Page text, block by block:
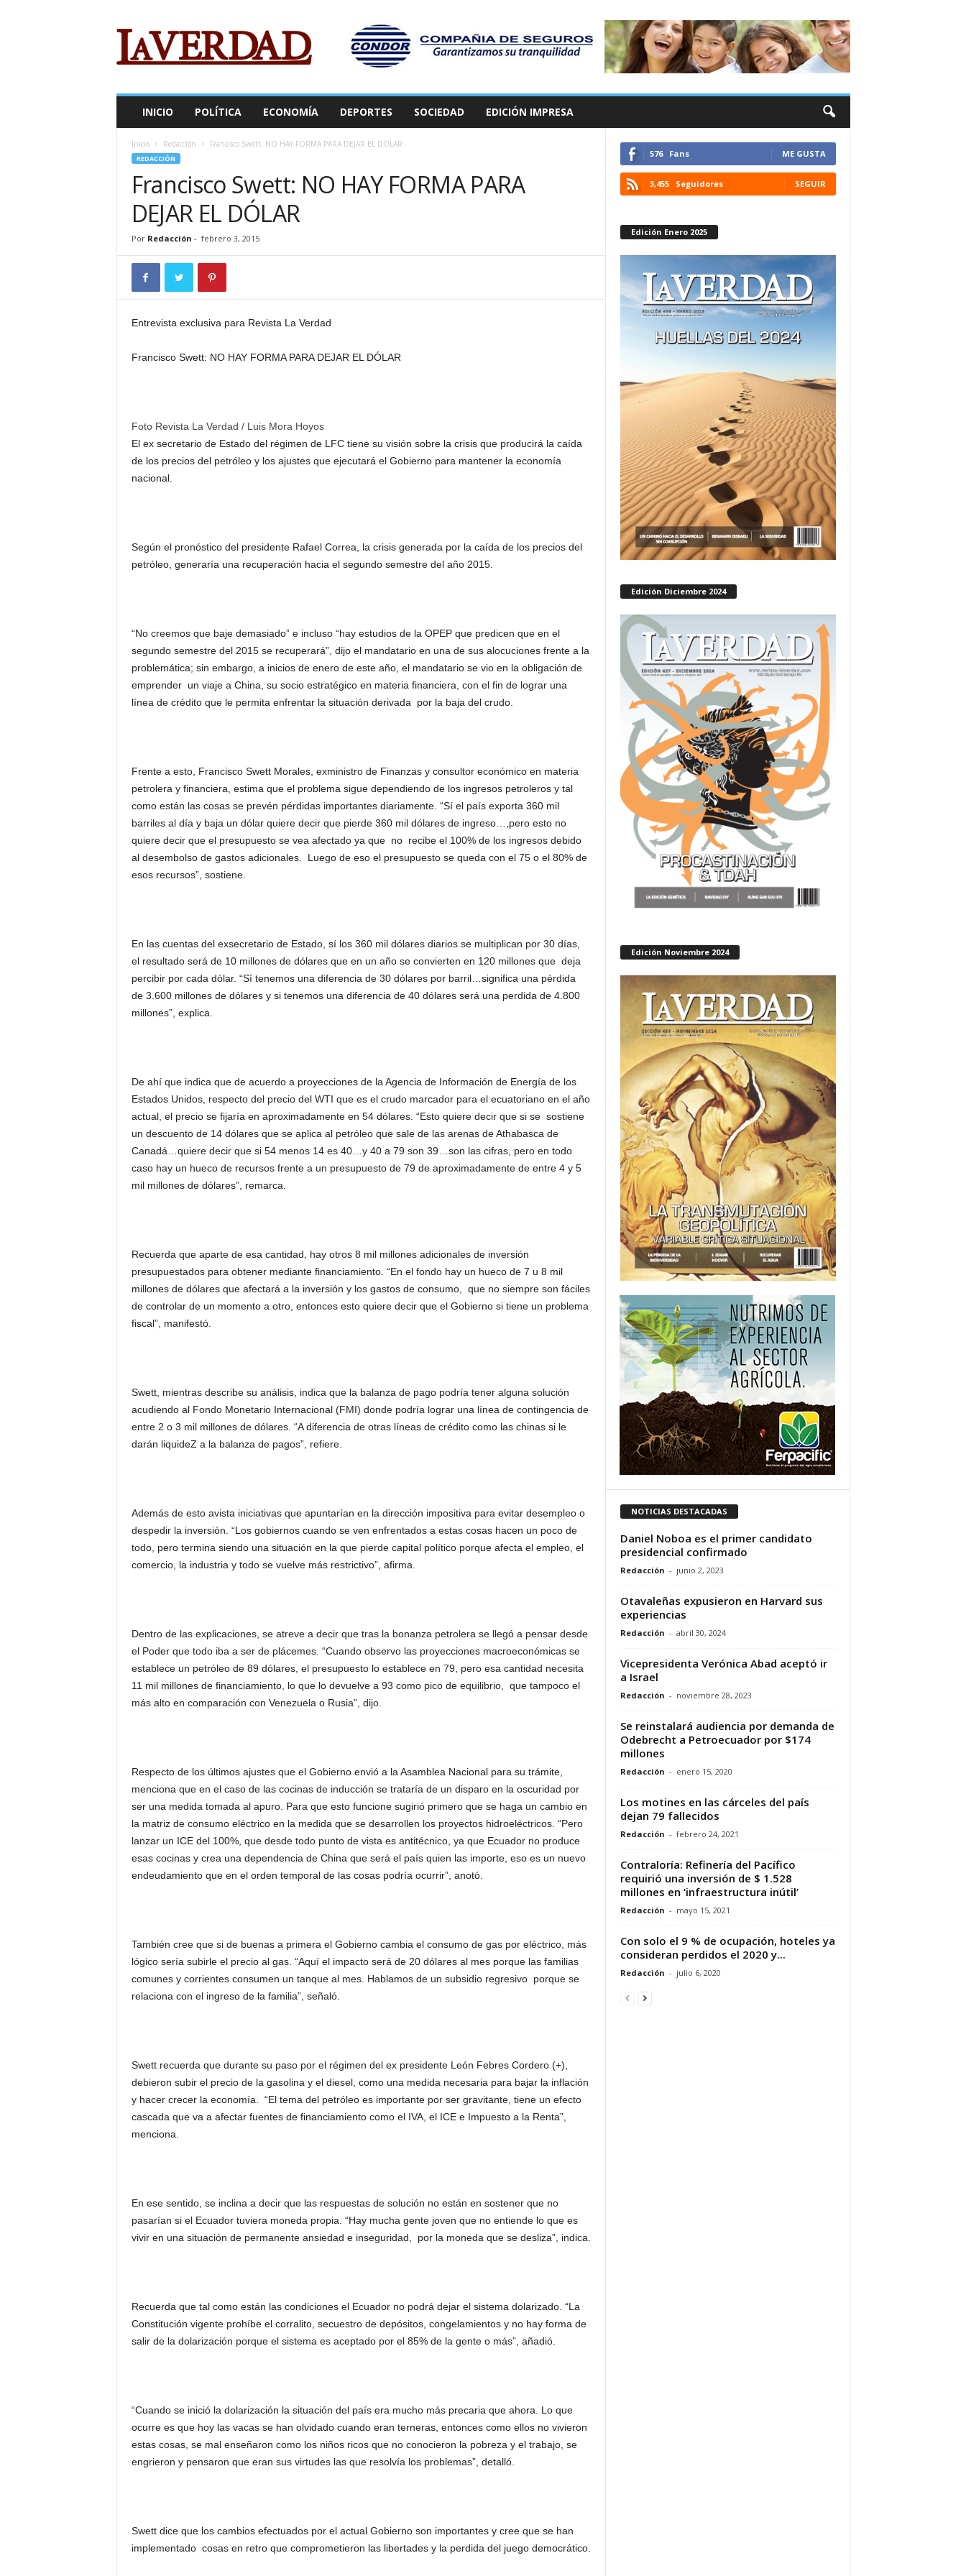
e
INICIO POLÍTICA ECONOMÍA DEPORTES SOCIEDAD EDICIÓN IMPRESA
Inicio Redacción Francisco Swett: NO HAY FORMA PARA DEJAR EL DÓLAR
REDACCIÓN
Francisco Swett: NO HAY FORMA PARA
DEJAR EL DÓLAR
Por Redacción - febrero 3, 2015
Entrevista exclusiva para Revista La Verdad
Francisco Swett: NO HAY FORMA PARA DEJAR EL DÓLAR
Foto Revista La Verdad / Luis Mora Hoyos
El ex secretario de Estado del régimen de LFC tiene su visión sobre la crisis que producirá la caída
de los precios del petróleo y los ajustes que ejecutará el Gobierno para mantener la economía
nacional.
Según el pronóstico del presidente Rafael Correa, la crisis generada por la caída de los precios del
petróleo, generaría una recuperación hacia el segundo semestre del año 2015.
“No creemos que baje demasiado” e incluso “hay estudios de la OPEP que predicen que en el
segundo semestre del 2015 se recuperará”, dijo el mandatario en una de sus alocuciones frente a la
problemática; sin embargo, a inicios de enero de este año, el mandatario se vio en la obligación de
emprender un viaje a China, su socio estratégico en materia financiera, con el fin de lograr una
línea de crédito que le permita enfrentar la situación derivada por la baja del crudo.
Frente a esto, Francisco Swett Morales, exministro de Finanzas y consultor económico en materia
petrolera y financiera, estima que el problema sigue dependiendo de los ingresos petroleros y tal
como están las cosas se prevén pérdidas importantes diariamente. “Sí el país exporta 360 mil
barriles al día y baja un dólar quiere decir que pierde 360 mil dólares de ingreso…,pero esto no
quiere decir que el presupuesto se vea afectado ya que no recibe el 100% de los ingresos debido
al desembolso de gastos adicionales. Luego de eso el presupuesto se queda con el 75 o el 80% de
esos recursos”, sostiene.
En las cuentas del exsecretario de Estado, sí los 360 mil dólares diarios se multiplican por 30 días,
el resultado será de 10 millones de dólares que en un año se convierten en 120 millones que deja
percibir por cada dólar. “Sí tenemos una diferencia de 30 dólares por barril…significa una pérdida
de 3.600 millones de dólares y si tenemos una diferencia de 40 dólares será una perdida de 4.800
millones”, explica.
De ahí que indica que de acuerdo a proyecciones de la Agencia de Información de Energía de los
Estados Unidos, respecto del precio del WTI que es el crudo marcador para el ecuatoriano en el año
actual, el precio se fijaría en aproximadamente en 54 dólares. “Esto quiere decir que si se sostiene
un descuento de 14 dólares que se aplica al petróleo que sale de las arenas de Athabasca de
Canadá…quiere decir que si 54 menos 14 es 40…y 40 a 79 son 39…son las cifras, pero en todo
caso hay un hueco de recursos frente a un presupuesto de 79 de aproximadamente de entre 4 y 5
mil millones de dólares”, remarca.
Recuerda que aparte de esa cantidad, hay otros 8 mil millones adicionales de inversión
presupuestados para obtener mediante financiamiento. “En el fondo hay un hueco de 7 u 8 mil
millones de dólares que afectará a la inversión y los gastos de consumo, que no siempre son fáciles
de controlar de un momento a otro, entonces esto quiere decir que el Gobierno si tiene un problema
fiscal”, manifestó.
Swett, mientras describe su análisis, indica que la balanza de pago podría tener alguna solución
acudiendo al Fondo Monetario Internacional (FMI) donde podría lograr una línea de contingencia de
entre 2 o 3 mil millones de dólares. “A diferencia de otras líneas de crédito como las chinas si le
darán liquideZ a la balanza de pagos”, refiere.
Además de esto avista iniciativas que apuntarían en la dirección impositiva para evitar desempleo o
despedir la inversión. “Los gobiernos cuando se ven enfrentados a estas cosas hacen un poco de
todo, pero termina siendo una situación en la que pierde capital político porque afecta el empleo, el
comercio, la industria y todo se vuelve más restrictivo”, afirma.
Dentro de las explicaciones, se atreve a decir que tras la bonanza petrolera se llegó a pensar desde
el Poder que todo iba a ser de plácemes. “Cuando observo las proyecciones macroeconómicas se
establece un petróleo de 89 dólares, el presupuesto lo establece en 79, pero esa cantidad necesita
11 mil millones de financiamiento, lo que lo devuelve a 93 como pico de equilibrio, que tampoco el
más alto en comparación con Venezuela o Rusia”, dijo.
Respecto de los últimos ajustes que el Gobierno envió a la Asamblea Nacional para su trámite,
menciona que en el caso de las cocinas de inducción se trataría de un disparo en la oscuridad por
ser una medida tomada al apuro. Para que esto funcione sugirió primero que se haga un cambio en
la matriz de consumo eléctrico en la medida que se desarrollen los proyectos hidroeléctricos. “Pero
lanzar un ICE del 100%, que desde todo punto de vista es antitécnico, ya que Ecuador no produce
esas cocinas y crea una dependencia de China que será el país quien las importe, eso es un nuevo
endeudamiento que en el orden temporal de las cosas podría ocurrir”, anotó.
También cree que si de buenas a primera el Gobierno cambia el consumo de gas por eléctrico, más
lógico sería subirle el precio al gas. “Aquí el impacto será de 20 dólares al mes porque las familias
comunes y corrientes consumen un tanque al mes. Hablamos de un subsidio regresivo porque se
relaciona con el ingreso de la familia”, señaló.
Swett recuerda que durante su paso por el régimen del ex presidente León Febres Cordero (+),
debieron subir el precio de la gasolina y el diesel, como una medida necesaria para bajar la inflación
y hacer crecer la economía. “El tema del petróleo es importante por ser gravitante, tiene un efecto
cascada que va a afectar fuentes de financiamiento como el IVA, el ICE e Impuesto a la Renta”,
menciona.
En ese sentido, se inclina a decir que las respuestas de solución no están en sostener que no
pasarían si el Ecuador tuviera moneda propia. “Hay mucha gente joven que no entiende lo que es
vivir en una situación de permanente ansiedad e inseguridad, por la moneda que se desliza”, indica.
Recuerda que tal como están las condiciones el Ecuador no podrá dejar el sistema dolarizado. “La
Constitución vigente prohíbe el corralito, secuestro de depósitos, congelamientos y no hay forma de
salir de la dolarización porque el sistema es aceptado por el 85% de la gente o más”, añadió.
“Cuando se inició la dolarización la situación del país era mucho más precaria que ahora. Lo que
ocurre es que hoy las vacas se han olvidado cuando eran terneras, entonces como ellos no vivieron
estas cosas, se mal enseñaron como los niños ricos que no conocieron la pobreza y el trabajo, se
engrieron y pensaron que eran sus virtudes las que resolvía los problemas”, detalló.
Swett dice que los cambios efectuados por el actual Gobierno son importantes y cree que se han
implementado cosas en retro que comprometieron las libertades y la perdida del juego democrático.
576 Fans ME GUSTA
3,455 Seguidores SEGUIR
Edición Enero 2025
Edición Diciembre 2024
Edición Noviembre 2024
NOTICIAS DESTACADAS
Daniel Noboa es el primer candidato
presidencial confirmado
Redacción - junio 2, 2023
Otavaleñas expusieron en Harvard sus
experiencias
Redacción - abril 30, 2024
Vicepresidenta Verónica Abad aceptó ir
a Israel
Redacción - noviembre 28, 2023
Se reinstalará audiencia por demanda de
Odebrecht a Petroecuador por $174
millones
Redacción - enero 15, 2020
Los motines en las cárceles del país
dejan 79 fallecidos
Redacción - febrero 24, 2021
Contraloría: Refinería del Pacífico
requirió una inversión de $ 1.528
millones en ‘infraestructura inútil’
Redacción - mayo 15, 2021
Con solo el 9 % de ocupación, hoteles ya
consideran perdidos el 2020 y...
Redacción - julio 6, 2020